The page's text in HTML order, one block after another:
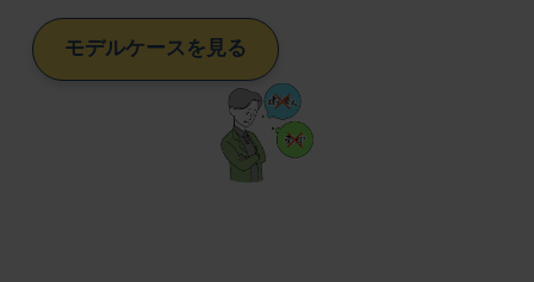
モデルケースを見る